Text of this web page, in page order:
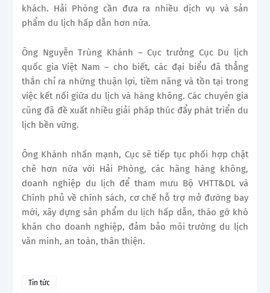
khách. Hải Phòng cần đưa ra nhiều dịch vụ và sản
phẩm du lịch hấp dẫn hơn nữa.
Ông Nguyễn Trùng Khánh – Cục trưởng Cục Du lịch
quốc gia Việt Nam – cho biết, các đại biểu đã thẳng
thắn chỉ ra những thuận lợi, tiềm năng và tồn tại trong
việc kết nối giữa du lịch và hàng không. Các chuyên gia
cũng đã đề xuất nhiều giải pháp thúc đẩy phát triển du
lịch bền vững.
Ông Khánh nhấn mạnh, Cục sẽ tiếp tục phối hợp chặt
chẽ hơn nữa với Hải Phòng, các hãng hàng không,
doanh nghiệp du lịch để tham mưu Bộ VHTT&DL và
Chính phủ về chính sách, cơ chế hỗ trợ mở đường bay
mới, xây dựng sản phẩm du lịch hấp dẫn, tháo gỡ khó
khăn cho doanh nghiệp, đảm bảo môi trường du lịch
văn minh, an toàn, thân thiện.
Tin tức